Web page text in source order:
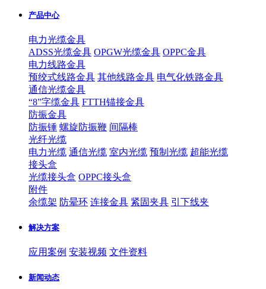
产品中心
电力光缆金具
ADSS光缆金具 OPGW光缆金具 OPPC金具
电力线路金具
预绞式线路金具 其他线路金具 电气化铁路金具
通信光缆金具
“8”字缆金具 FTTH锚接金具
防振金具
防振锤 螺旋防振鞭 间隔棒
光纤光缆
电力光缆 通信光缆 室内光缆 预制光缆 超能光缆
接头盒
光缆接头盒 OPPC接头盒
附件
余缆架 防晕环 连接金具 紧固夹具 引下线夹
解决方案
应用案例 安装视频 文件资料
新闻动态